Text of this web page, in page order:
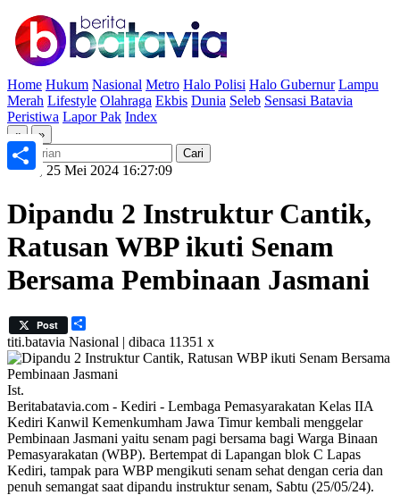
Home Hukum Nasional Metro Halo Polisi Halo Gubernur Lampu
Merah Lifestyle Olahraga Ekbis Dunia Seleb Sensasi Batavia
Peristiwa Lapor Pak Index
« »
Sabtu, 25 Mei 2024 16:27:09
Dipandu 2 Instruktur Cantik,
Ratusan WBP ikuti Senam
Bersama Pembinaan Jasmani
Post
titi.batavia Nasional | dibaca 11351 x
Ist.
Beritabatavia.com - Kediri - Lembaga Pemasyarakatan Kelas IIA
Kediri Kanwil Kemenkumham Jawa Timur kembali menggelar
Pembinaan Jasmani yaitu senam pagi bersama bagi Warga Binaan
Pemasyarakatan (WBP). Bertempat di Lapangan blok C Lapas
Kediri, tampak para WBP mengikuti senam sehat dengan ceria dan
penuh semangat saat dipandu instruktur senam, Sabtu (25/05/24).